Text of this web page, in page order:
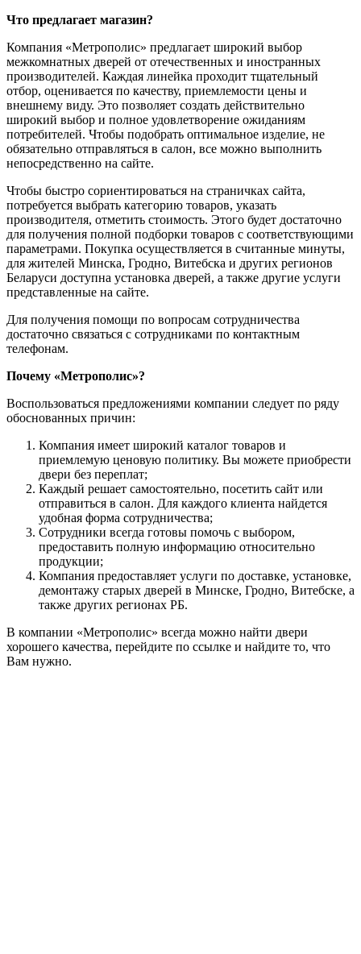
Что предлагает магазин?
Компания «Метрополис» предлагает широкий выбор
межкомнатных дверей от отечественных и иностранных
производителей. Каждая линейка проходит тщательный
отбор, оценивается по качеству, приемлемости цены и
внешнему виду. Это позволяет создать действительно
широкий выбор и полное удовлетворение ожиданиям
потребителей. Чтобы подобрать оптимальное изделие, не
обязательно отправляться в салон, все можно выполнить
непосредственно на сайте.
Чтобы быстро сориентироваться на страничках сайта,
потребуется выбрать категорию товаров, указать
производителя, отметить стоимость. Этого будет достаточно
для получения полной подборки товаров с соответствующими
параметрами. Покупка осуществляется в считанные минуты,
для жителей Минска, Гродно, Витебска и других регионов
Беларуси доступна установка дверей, а также другие услуги
представленные на сайте.
Для получения помощи по вопросам сотрудничества
достаточно связаться с сотрудниками по контактным
телефонам.
Почему «Метрополис»?
Воспользоваться предложениями компании следует по ряду
обоснованных причин:
Компания имеет широкий каталог товаров и
приемлемую ценовую политику. Вы можете приобрести
двери без переплат;
Каждый решает самостоятельно, посетить сайт или
отправиться в салон. Для каждого клиента найдется
удобная форма сотрудничества;
Сотрудники всегда готовы помочь с выбором,
предоставить полную информацию относительно
продукции;
Компания предоставляет услуги по доставке, установке,
демонтажу старых дверей в Минске, Гродно, Витебске, а
также других регионах РБ.
В компании «Метрополис» всегда можно найти двери
хорошего качества, перейдите по ссылке и найдите то, что
Вам нужно.